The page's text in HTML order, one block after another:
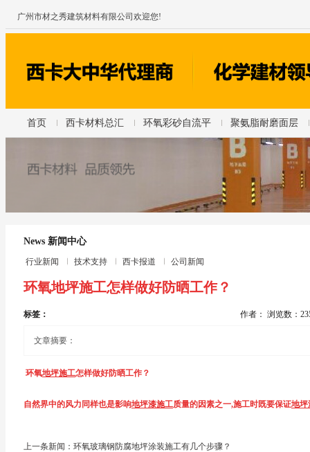
广州市材之秀建筑材料有限公司欢迎您!
首页 西卡材料总汇 环氧彩砂自流平 聚氨脂耐磨面层
News 新闻中心
行业新闻 技术支持 西卡报道 公司新闻
环氧地坪施工怎样做好防晒工作？
标签： 作者： 浏览数：
文章摘要：
环氧地坪施工怎样做好防晒工作？
夏天别让太阳晒伤地坪漆哦,夏天的时候MM们出门都涂上厚厚的防晒霜,都
自然界中的风力同样也是影响地坪漆施工质量的因素之一,施工时既要保证地坪
上一条新闻：环氧玻璃钢防腐地坪涂装施工有几个步骤？